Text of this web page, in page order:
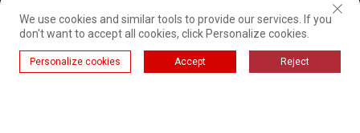
Hong Kong TIMS: Tingkat 8, Beihai Business Mansion, 302
Empress Street, Shanghuan, Hong Kong, China
Shenzhen TIMS: No.1, Qianwan lst Road, Qianhai Shenzhen-
We use cookies and similar tools to provide our services. If you
don't want to accept all cookies, click Personalize cookies.
Personalize cookies Accept Reject